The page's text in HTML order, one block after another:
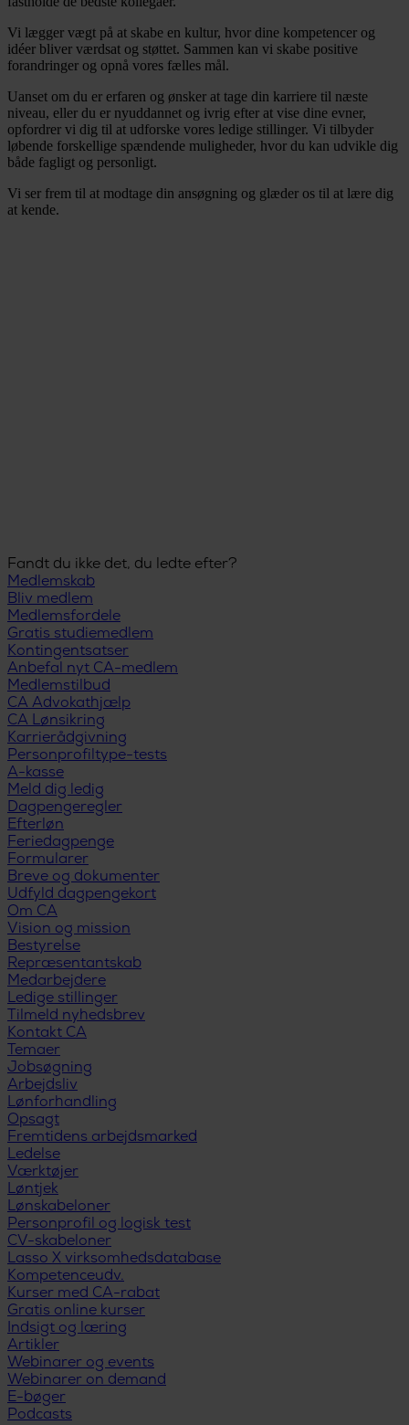
Vi lægger vægt på at skabe en kultur, hvor dine kompetencer og
idéer bliver værdsat og støttet. Sammen kan vi skabe positive
forandringer og opnå vores fælles mål.
Uanset om du er erfaren og ønsker at tage din karriere til næste
niveau, eller du er nyuddannet og ivrig efter at vise dine evner,
opfordrer vi dig til at udforske vores ledige stillinger. Vi tilbyder
løbende forskellige spændende muligheder, hvor du kan udvikle dig
både fagligt og personligt.
Vi ser frem til at modtage din ansøgning og glæder os til at lære dig
at kende.
Fandt du ikke det, du ledte efter?
Medlemskab
Bliv medlem
Medlemsfordele
Gratis studiemedlem
Kontingentsatser
Anbefal nyt CA-medlem
Medlemstilbud
CA Advokathjælp
CA Lønsikring
Karrierådgivning
Personprofiltype-tests
A-kasse
Meld dig ledig
Dagpengeregler
Efterløn
Feriedagpenge
Formularer
Breve og dokumenter
Udfyld dagpengekort
Om CA
Vision og mission
Bestyrelse
Repræsentantskab
Medarbejdere
Ledige stillinger
Tilmeld nyhedsbrev
Kontakt CA
Temaer
Jobsøgning
Arbejdsliv
Lønforhandling
Opsagt
Fremtidens arbejdsmarked
Ledelse
Værktøjer
Løntjek
Lønskabeloner
Personprofil og logisk test
CV-skabeloner
Lasso X virksomhedsdatabase
Kompetenceudv.
Kurser med CA-rabat
Gratis online kurser
Indsigt og læring
Artikler
Webinarer og events
Webinarer on demand
E-bøger
Podcasts